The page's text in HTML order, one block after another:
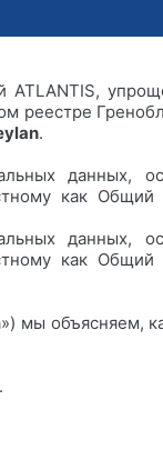
ATLANTIS,
реестре
.
данных,
как
данных,
как
мы объясняем,